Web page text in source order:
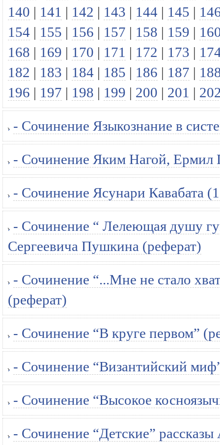
140 | 141 | 142 | 143 | 144 | 145 |
154 | 155 | 156 | 157 | 158 | 159 |
168 | 169 | 170 | 171 | 172 | 173 |
182 | 183 | 184 | 185 | 186 | 187 |
196 | 197 | 198 | 199 | 200 | 201 |
- Сочинение Языкознание в
- Сочинение Яким Нагой, Ермил
- Сочинение Ясунари Кавабата
- Сочинение “ Лелеющая душу
Сергеевича Пушкина (реферат)
- Сочинение “...Мне не стало
(реферат)
- Сочинение “В круге первом”
- Сочинение “Византийский
- Сочинение “Высокое
- Сочинение “Детские”